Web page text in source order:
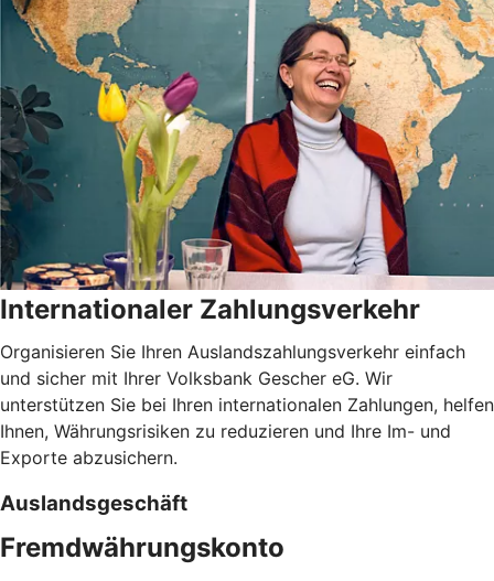
Internationaler Zahlungsverkehr
Organisieren Sie Ihren Auslandszahlungsverkehr einfach
und sicher mit Ihrer Volksbank Gescher eG. Wir
unterstützen Sie bei Ihren internationalen Zahlungen, helfen
Ihnen, Währungsrisiken zu reduzieren und Ihre Im- und
Exporte abzusichern.
Auslandsgeschäft
Fremdwährungskonto